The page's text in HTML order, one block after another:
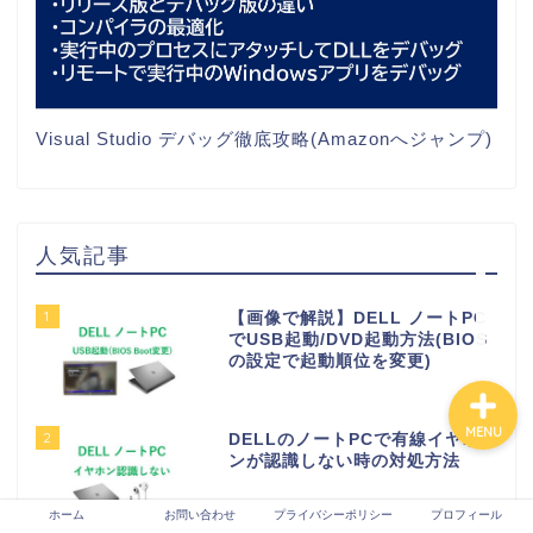
Visual Studio デバッグ徹底攻略(Amazonへジャンプ)
人気記事
1
【画像で解説】DELL ノートPC
でUSB起動/DVD起動方法(BIOS
の設定で起動順位を変更)
2
DELLのノートPCで有線イヤホ
ンが認識しない時の対処方法
ホーム お問い合わせ プライバシーポリシー プロフィール
MENU